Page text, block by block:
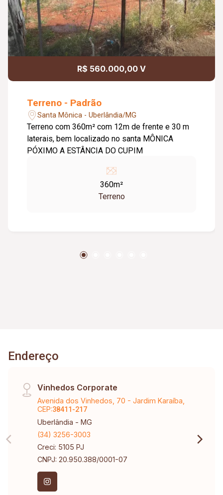
R$ 560.000,00 V
Terreno - Padrão
Santa Mônica - Uberlândia/MG
Terreno com 360m² com 12m de frente e 30 m
laterais, bem localizado no santa MÔNICA
PÓXIMO A ESTÂNCIA DO CUPIM
360m²
Terreno
Endereço
Vinhedos Corporate
Avenida dos Vinhedos, 70 - Jardim Karaíba,
CEP:38411-217
Uberlândia - MG
(34) 3256-3003
Creci: 5105 PJ
CNPJ: 20.950.388/0001-07